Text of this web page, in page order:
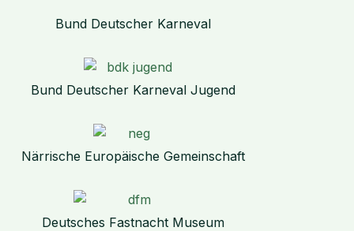
Bund Deutscher Karneval
Bund Deutscher Karneval Jugend
Närrische Europäische Gemeinschaft
Deutsches Fastnacht Museum